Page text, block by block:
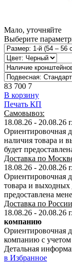
Мало, уточняйте
Выберите
83 700 7
В корзину
Печать КП
Самовывоз:
18.08.26 - 20.08.26
Ориентировочная
наличия товара и
будет
Доставка по
18.08.26 - 20.08.26
Ориентировочная
товара и выходных
предоставлена
Доставка по
18.08.26 - 20.08.26 г.
компанию
Ориентировочная
компанию с
Детальная
в Избранное